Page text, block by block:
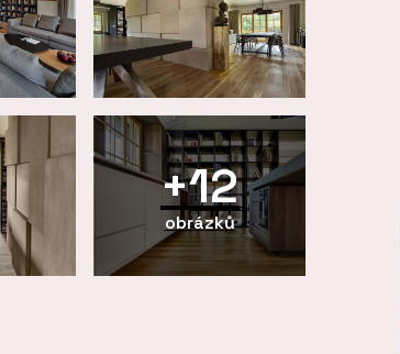
+12
obrázků